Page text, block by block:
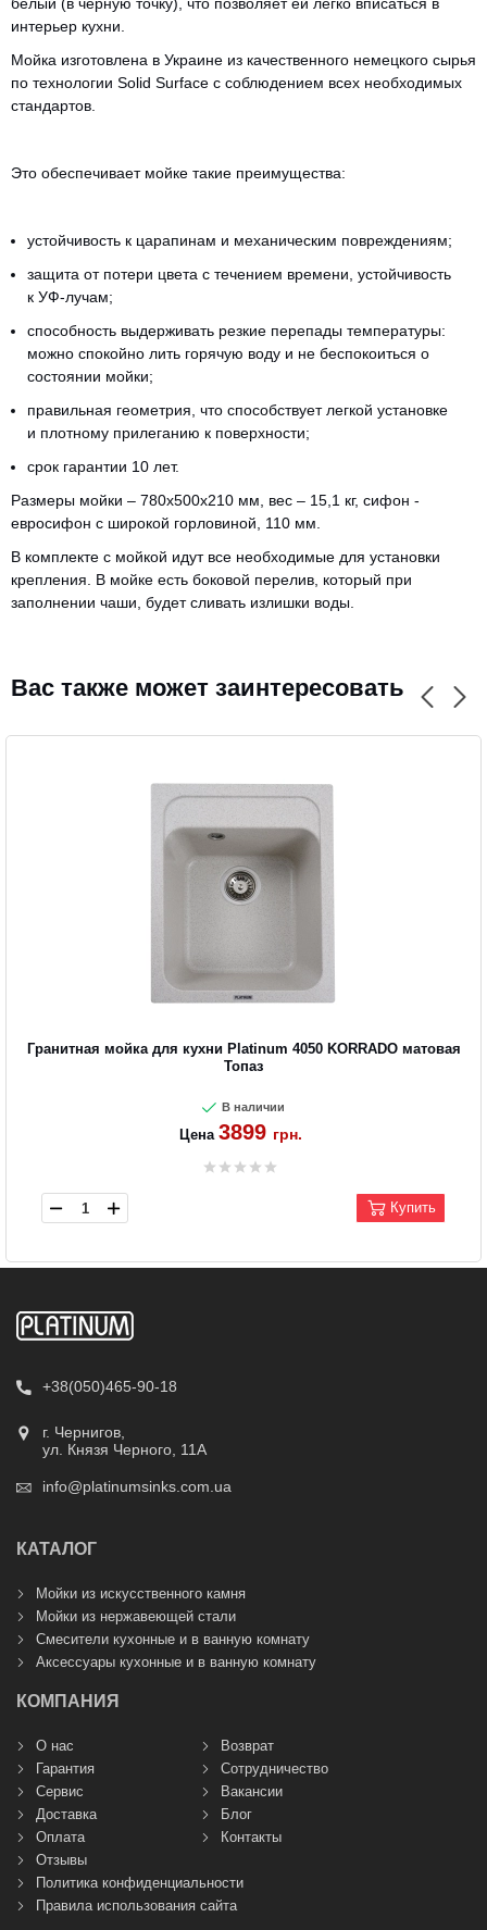
интерьер кухни.
Мойка изготовлена в Украине из качественного немецкого сырья
по технологии Solid Surface с соблюдением всех необходимых
стандартов.
Это обеспечивает мойке такие преимущества:
устойчивость к царапинам и механическим повреждениям;
защита от потери цвета с течением времени, устойчивость
к УФ-лучам;
способность выдерживать резкие перепады температуры:
можно спокойно лить горячую воду и не беспокоиться о
состоянии мойки;
правильная геометрия, что способствует легкой установке
и плотному прилеганию к поверхности;
срок гарантии 10 лет.
Размеры мойки – 780х500х210 мм, вес – 15,1 кг, сифон -
евросифон с широкой горловиной, 110 мм.
В комплекте с мойкой идут все необходимые для установки
крепления. В мойке есть боковой перелив, который при
заполнении чаши, будет сливать излишки воды.
Вас также может заинтересовать
Гранитная мойка для кухни Platinum 4050 KORRADO матовая
Топаз
В наличии
Цена 3899 грн.
Купить
+38(050)465-90-18
г. Чернигов,
ул. Князя Черного, 11А
info@platinumsinks.com.ua
КАТАЛОГ
Мойки из искусственного камня
Мойки из нержавеющей стали
Смесители кухонные и в ванную комнату
Аксессуары кухонные и в ванную комнату
КОМПАНИЯ
О нас
Гарантия
Сервис
Доставка
Оплата
Возврат
Сотрудничество
Вакансии
Блог
Контакты
Отзывы
Политика конфиденциальности
Правила использования сайта
OK
CANCEL